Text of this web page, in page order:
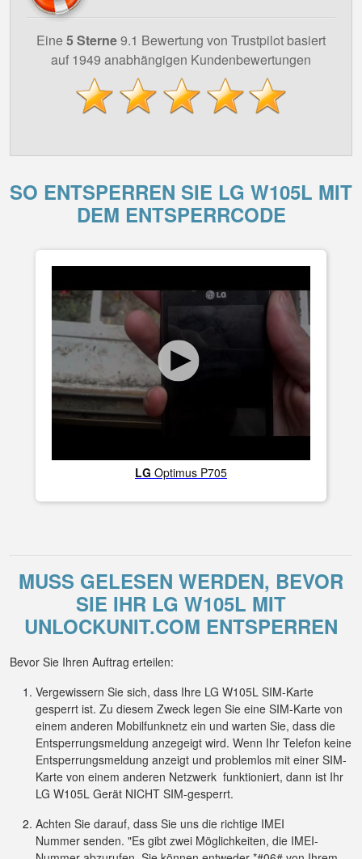
Eine 5 Sterne9.1 Bewertung von Trustpilot basiert
auf 1949 anabhängigen Kundenbewertungen
SO ENTSPERREN SIE LG W105L MIT
DEM ENTSPERRCODE
LG Optimus P705
MUSS GELESEN WERDEN, BEVOR
SIE IHR LG W105L MIT
UNLOCKUNIT.COM ENTSPERREN
Bevor Sie Ihren Auftrag erteilen:
Vergewissern Sie sich, dass Ihre LG W105L SIM-Karte
gesperrt ist. Zu diesem Zweck legen Sie eine SIM-Karte von
einem anderen Mobilfunknetz ein und warten Sie, dass die
Entsperrungsmeldung anzegeigt wird. Wenn Ihr Telefon keine
Entsperrungsmeldung anzeigt und problemlos mit einer SIM-
Karte von einem anderen Netzwerk funktioniert, dann ist Ihr
LG W105L Gerät NICHT SIM-gesperrt.
Achten Sie darauf, dass Sie uns die richtige IMEI
Nummer senden. "Es gibt zwei Möglichkeiten, die IMEI-